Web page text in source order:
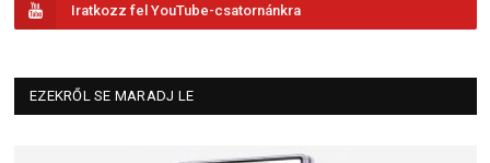
Iratkozz fel YouTube-csatornánkra
EZEKRŐL SE MARADJ LE